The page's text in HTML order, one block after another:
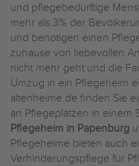
und pflegebedürftige
mehr als 3% der
und benötigen einen
zuhause von liebevollen
nicht mehr geht und die
Umzug in ein Pflegeheim
altenheime.de finden Sie
an Pflegeplätzen in einem
Pflegeheim in Papenburg
Pflegeheime bieten auch
Verhinderungspflege für